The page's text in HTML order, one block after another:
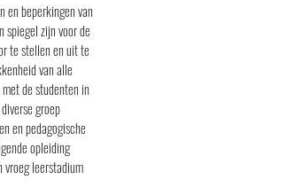
en beperkingen van
zijn voor de
te stellen en uit te
van alle
de studenten in
groep
en pedagogische
opleiding
leerstadium